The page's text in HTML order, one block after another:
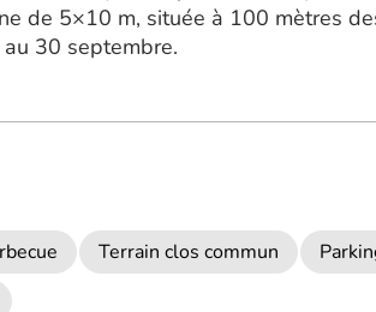
de 5×10 m, située à 100 mètres
30 septembre.
Terrain clos commun